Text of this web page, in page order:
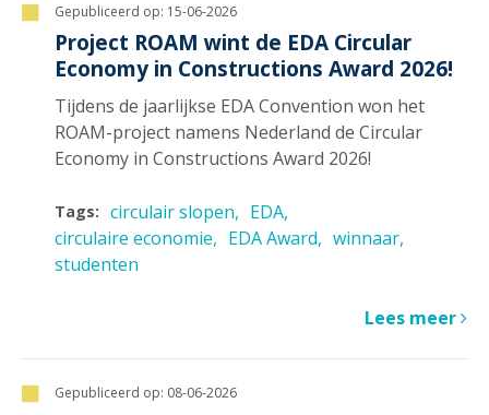
Gepubliceerd op: 15-06-2026
Project ROAM wint de EDA Circular
Economy in Constructions Award 2026!
Tijdens de jaarlijkse EDA Convention won het
ROAM-project namens Nederland de Circular
Economy in Constructions Award 2026!
Tags: circulair slopen
EDA
circulaire economie
EDA Award
winnaar
studenten
Lees meer
Gepubliceerd op: 08-06-2026